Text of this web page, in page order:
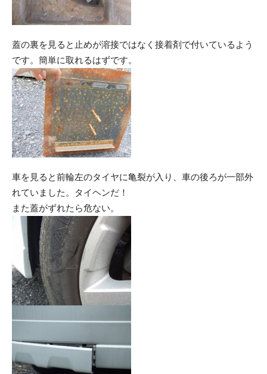
蓋の裏を見ると止めが溶接ではなく接着剤で付いているよう
です。簡単に取れるはずです。
車を見ると前輪左のタイヤに亀裂が入り、車の後ろが一部外
れていました。タイヘンだ！
また蓋がずれたら危ない。